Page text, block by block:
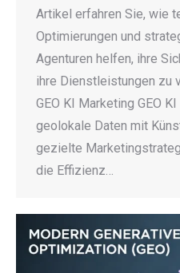
Artikel erfahren Sie, wie
Optimierungen und
Agenturen helfen, ihre
ihre Dienstleistungen zu
GEO KI Marketing GEO
geolokale Daten mit
gezielte
die Effizienz…